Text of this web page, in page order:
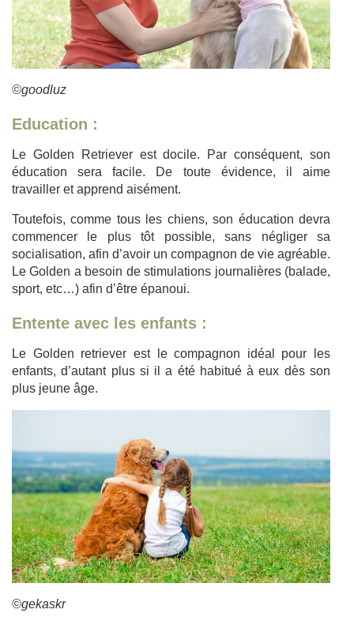
©goodluz
Education :
Le Golden Retriever est docile. Par conséquent, son
éducation sera facile. De toute évidence, il aime
travailler et apprend aisément.
Toutefois, comme tous les chiens, son éducation devra
commencer le plus tôt possible, sans négliger sa
socialisation, afin d’avoir un compagnon de vie agréable.
Le Golden a besoin de stimulations journalières (balade,
sport, etc…) afin d’être épanoui.
Entente avec les enfants :
Le Golden retriever est le compagnon idéal pour les
enfants, d’autant plus si il a été habitué à eux dès son
plus jeune âge.
©gekaskr